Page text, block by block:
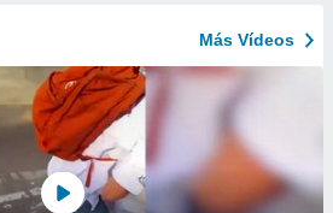
Más Vídeos